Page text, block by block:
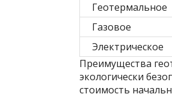
Геотермальное
Газовое
Электрическое
Преимущества
экологически
стоимость